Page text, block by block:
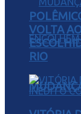
VOLTA
RIO